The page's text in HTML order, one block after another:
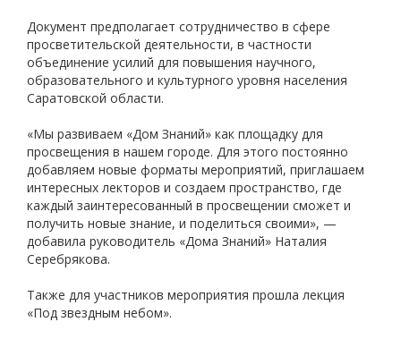
Документ предполагает сотрудничество в сфере
просветительской деятельности, в частности
объединение усилий для повышения научного,
образовательного и культурного уровня населения
Саратовской области.
«Мы развиваем «Дом Знаний» как площадку для
просвещения в нашем городе. Для этого постоянно
добавляем новые форматы мероприятий, приглашаем
интересных лекторов и создаем пространство, где
каждый заинтересованный в просвещении сможет и
получить новые знание, и поделиться своими», —
добавила руководитель «Дома Знаний» Наталия
Серебрякова.
Также для участников мероприятия прошла лекция
«Под звездным небом».